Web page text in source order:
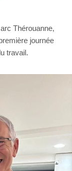
Thérouanne,
journée
travail.